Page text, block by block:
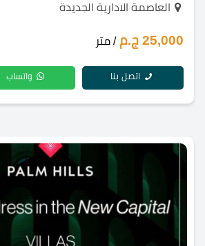
العاصمة الادارية الجديدة
25,000 ج.م / متر
اتصل بنا واتساب